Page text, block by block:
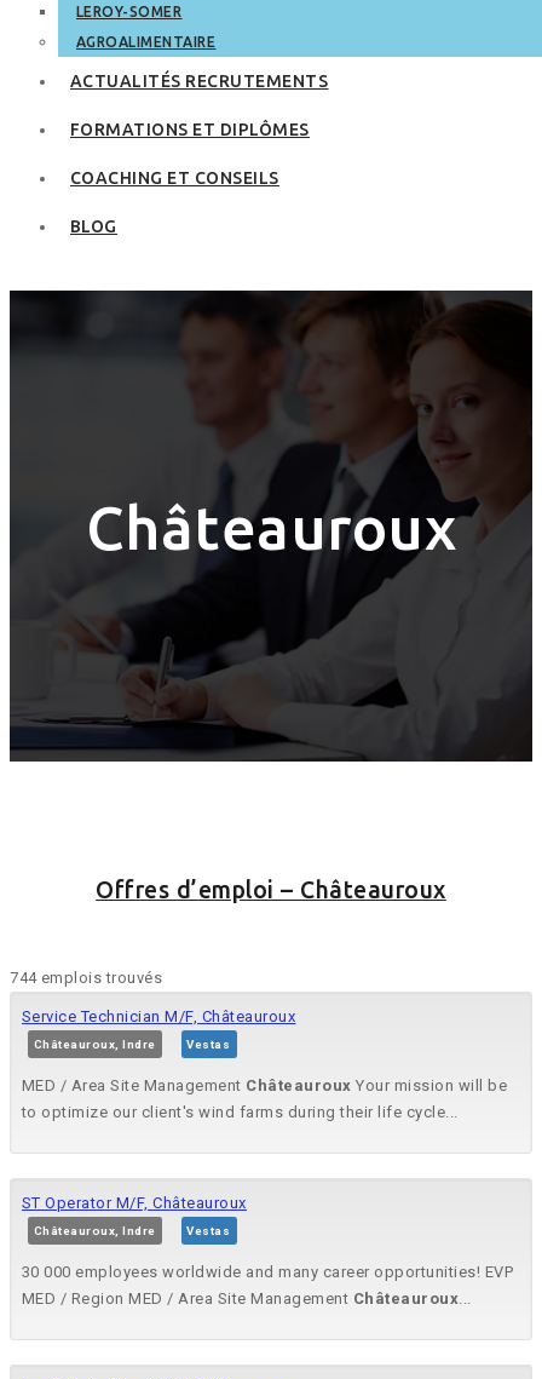
LEROY-SOMER
AGROALIMENTAIRE
ACTUALITÉS RECRUTEMENTS
FORMATIONS ET DIPLÔMES
COACHING ET CONSEILS
BLOG
Châteauroux
Offres d’emploi – Châteauroux
744 emplois trouvés
Service Technician M/F, Châteauroux
Châteauroux, Indre Vestas
MED / Area Site Management Châteauroux Your mission will be
to optimize our client's wind farms during their life cycle...
ST Operator M/F, Châteauroux
Châteauroux, Indre Vestas
30 000 employees worldwide and many career opportunities! EVP
MED / Region MED / Area Site Management Châteauroux...